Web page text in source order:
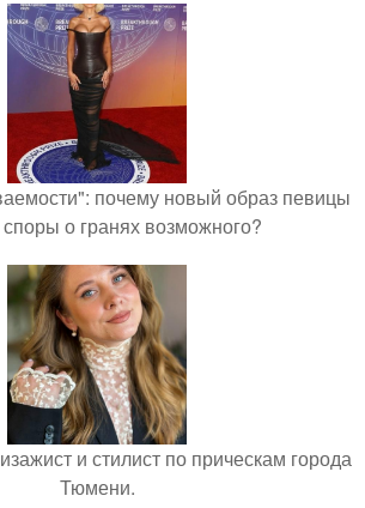
почему новый образ певицы
о гранях возможного?
и стилист по прическам города
Тюмени.